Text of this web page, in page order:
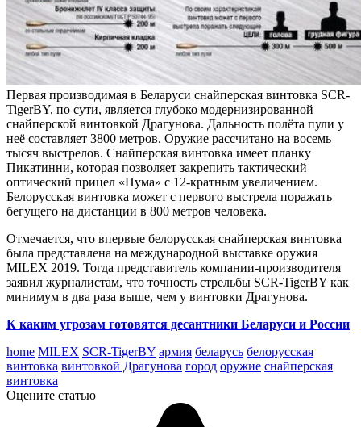
Первая производимая в Беларуси снайперская винтовка SCR-
TigerBY, по сути, является глубоко модернизированной
снайперской винтовкой Драгунова. Дальность полёта пули у
неё составляет 3800 метров. Оружие рассчитано на восемь
тысяч выстрелов. Снайперская винтовка имеет планку
Пикатинни, которая позволяет закрепить тактический
оптический прицел «Пума» с 12-кратным увеличением.
Белорусская винтовка может с первого выстрела поражать
бегущего на дистанции в 800 метров человека.
Отмечается, что впервые белорусская снайперская винтовка
была представлена на международной выставке оружия
MILEX 2019. Тогда представитель компании-производителя
заявил журналистам, что точность стрельбы SCR-TigerBY как
минимум в два раза выше, чем у винтовки Драгунова.
К каким угрозам готовятся десантники Беларуси и России
home MILEX SCR-TigerBY армия беларусь белорусская
винтовка винтовкой Драгунова город оружие снайперская
винтовка
Оцените статью